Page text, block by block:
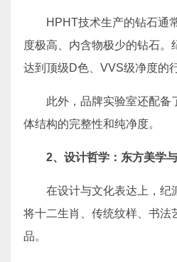
HPHT技术生产的钻石通
度极高、内含物极少的钻石
达到顶级D色、VVS级净度的
此外，品牌实验室还配备
体结构的完整性和纯净度。
2、 设计哲学：东方美学
在设计与文化表达上，纪
将十二生肖、传统纹样、书法
品。